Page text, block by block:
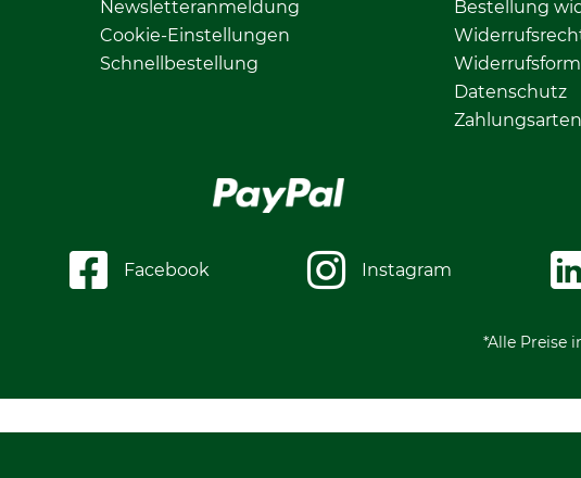
Newsletteranmeldung
Cookie-Einstellungen
Schnellbestellung
Bestellung
Datenschutz
Zahlungsarten
Facebook Instagram
*Alle Preise